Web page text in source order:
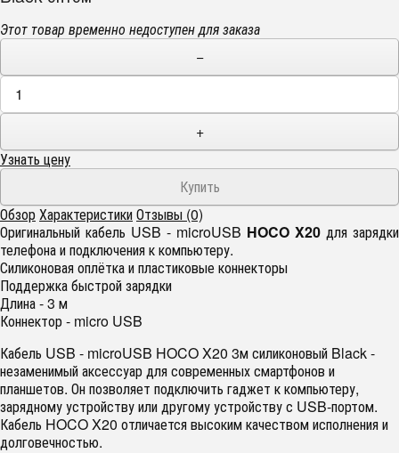
Этот товар временно недоступен для заказа
−
+
Узнать цену
ОбзорХарактеристикиОтзывы (0)
Оригинальный кабель USB - microUSB HOCO X20 для зарядки
телефона и подключения к компьютеру.
Силиконовая оплётка и пластиковые коннекторы
Поддержка быстрой зарядки
Длина - 3 м
Коннектор - micro USB
Кабель USB - microUSB HOCO X20 3м силиконовый Black -
незаменимый аксессуар для современных смартфонов и
планшетов. Он позволяет подключить гаджет к компьютеру,
зарядному устройству или другому устройству с USB-портом.
Кабель HOCO X20 отличается высоким качеством исполнения и
долговечностью.